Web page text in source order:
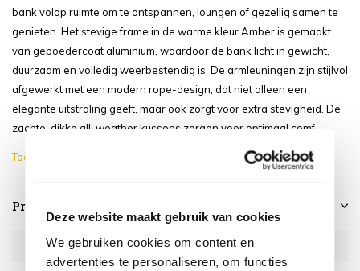
Deze website maakt gebruik van cookies
We gebruiken cookies om content en
advertenties te personaliseren, om functies
bank volop ruimte om te ontspannen, loungen of gezellig samen te
genieten. Het stevige frame in de warme kleur Amber is gemaakt
van gepoedercoat aluminium, waardoor de bank licht in gewicht,
duurzaam en volledig weerbestendig is. De armleuningen zijn stijlvol
afgewerkt met een modern rope-design, dat niet alleen een
elegante uitstraling geeft, maar ook zorgt voor extra stevigheid. De
zachte, dikke all-weather kussens zorgen voor optimaal comf...
Toon meer
Productspecificaties
Artikelnummer 4SO160291368